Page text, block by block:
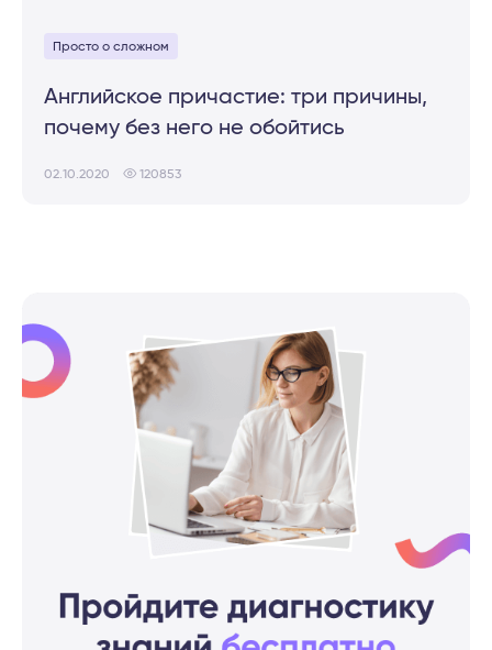
Просто о сложном
Английское причастие: три причины,
почему без него не обойтись
02.10.2020 120853